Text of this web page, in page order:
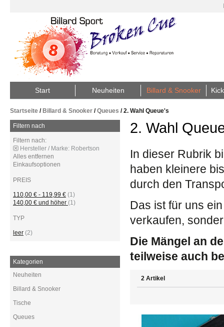
Start Neuheiten Billard & Snooker
Startseite / Billard & Snooker /Queues /2. Wahl Queue's
2. Wahl
In dieser Rubrik
haben kleinere
durch den
Das ist für uns
verkaufen,
Die Mängel an
teilweise auch
2 Artikel
Filtern nach
Filtern nach:
Hersteller / Marke: Robertson
Alles entfernen
Einkaufsoptionen
PREIS
110,00 € - 119,99 € (1)
140,00 € und höher (1)
TYP
leer (2)
Kategorien
Neuheiten
Billard & Snooker
Tische
Queues